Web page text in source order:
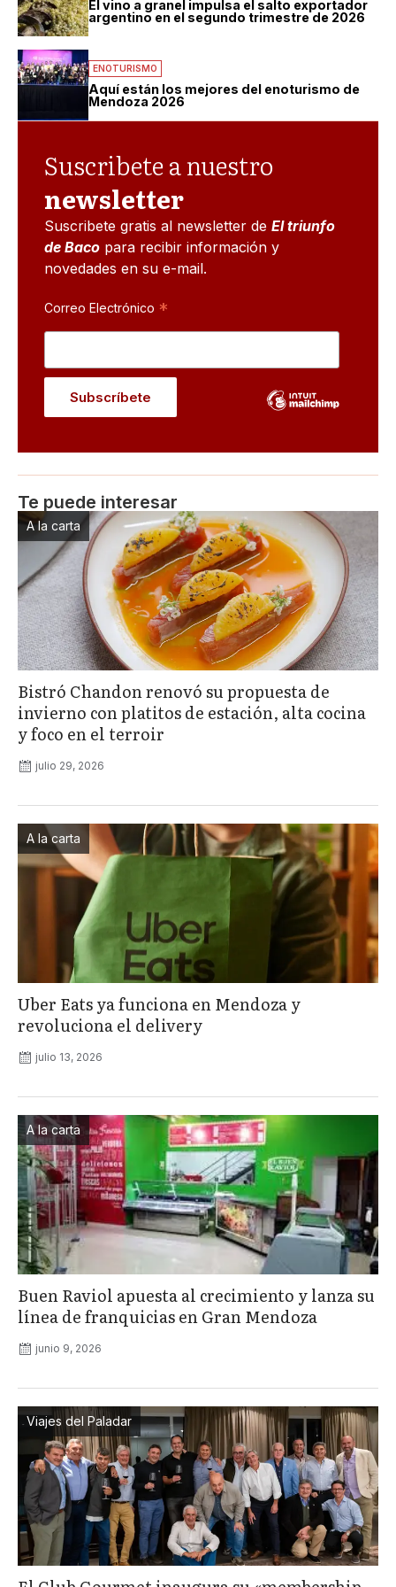
El vino a granel impulsa el salto exportador
argentino en el segundo trimestre de 2026
ENOTURISMO
Aquí están los mejores del enoturismo de
Mendoza 2026
Suscribete a nuestro
newsletter
Suscribete gratis al newsletter de El triunfo
de Baco para recibir información y
novedades en su e-mail.
Correo Electrónico *
Te puede interesar
A la carta
Bistró Chandon renovó su propuesta de
invierno con platitos de estación, alta cocina
y foco en el terroir
julio 29, 2026
A la carta
Uber Eats ya funciona en Mendoza y
revoluciona el delivery
julio 13, 2026
A la carta
Buen Raviol apuesta al crecimiento y lanza su
línea de franquicias en Gran Mendoza
junio 9, 2026
Viajes del Paladar